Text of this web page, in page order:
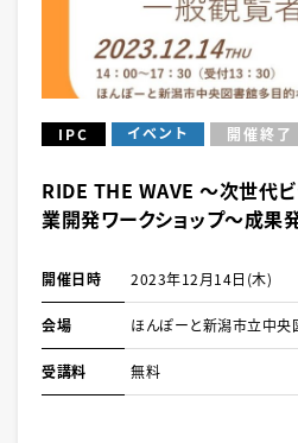
IPC イベント 開催終了
RIDE THE WAVE ～次世代
業開発ワークショップ～成果
開催日時 2023年12月14日(木)
会場 ほんぽーと新潟市立中
受講料 無料